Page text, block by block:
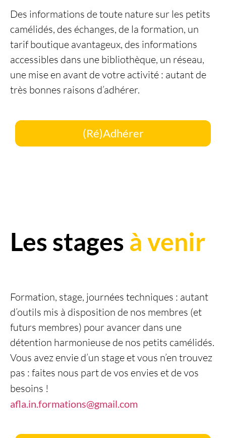
Des informations de toute nature sur les petits
camélidés, des échanges, de la formation, un
tarif boutique avantageux, des informations
accessibles dans une bibliothèque, un réseau,
une mise en avant de votre activité : autant de
très bonnes raisons d’adhérer.
(Ré)Adhérer
Les stages à venir
Formation, stage, journées techniques : autant
d’outils mis à disposition de nos membres (et
futurs membres) pour avancer dans une
détention harmonieuse de nos petits camélidés.
Vous avez envie d’un stage et vous n’en trouvez
pas : faites nous part de vos envies et de vos
besoins !
afla.in.formations@gmail.com